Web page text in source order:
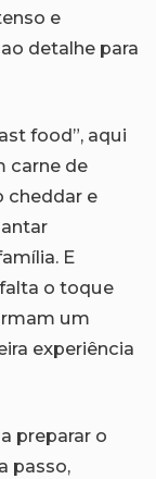
e
detalhe para
food”, aqui
carne de
cheddar e
E
o toque
um
experiência
preparar o
passo,